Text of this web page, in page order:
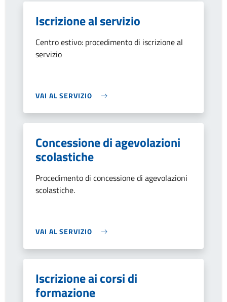
Iscrizione al servizio
Centro estivo: procedimento di iscrizione al
servizio
VAI AL SERVIZIO
Concessione di agevolazioni
scolastiche
Procedimento di concessione di agevolazioni
scolastiche.
VAI AL SERVIZIO
Iscrizione ai corsi di
formazione